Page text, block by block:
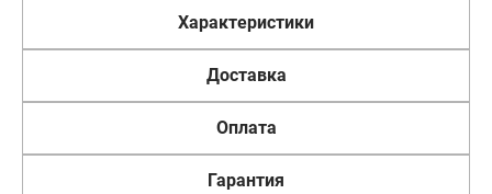
Характеристики
Доставка
Оплата
Гарантия